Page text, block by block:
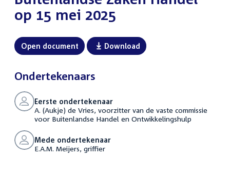
op 15 mei 2025
Open document Download
Ondertekenaars
Eerste ondertekenaar
A. (Aukje) de Vries, voorzitter van de vaste commissie
voor Buitenlandse Handel en Ontwikkelingshulp
Mede ondertekenaar
E.A.M. Meijers, griffier